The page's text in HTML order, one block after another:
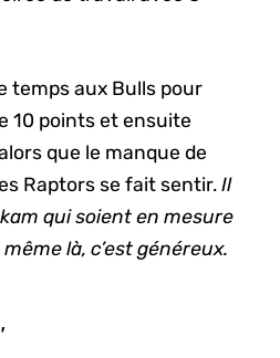
temps aux Bulls pour
10 points et ensuite
que le manque de
Raptors se fait sentir.Il
qui soient en mesure
là, c’est généreux.